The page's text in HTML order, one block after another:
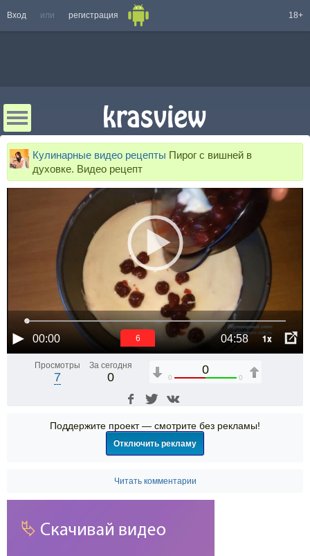
Вход или регистрация 18+
Кулинарные видео рецепты Пирог с вишней в
духовке. Видео рецепт
00:00 04:58 1x
6
Просмотры
7
За сегодня
0
0
0 0
Поддержите проект — смотрите без рекламы!
Отключить рекламу
Читать комментарии